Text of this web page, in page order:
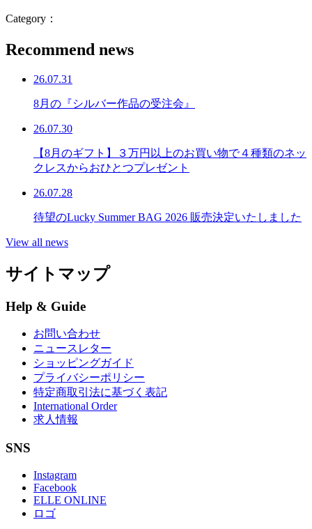
Category：
Recommend news
26.07.31
8月の『シルバー作品の受注会』
26.07.30
【8月のギフト】３万円以上のお買い物で４種類のネッ
クレスからおひとつプレゼント
26.07.28
待望のLucky Summer BAG 2026 販売決定いたしました
View all news
サイトマップ
Help & Guide
お問い合わせ
ニュースレター
ショッピングガイド
プライバシーポリシー
特定商取引法に基づく表記
International Order
求人情報
SNS
Instagram
Facebook
ELLE ONLINE
ロゴ